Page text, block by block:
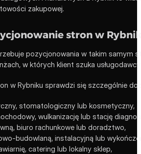
zakupowej.
stron w
pozycjonowania w takim samym
w których klient szuka
w Rybniku sprawdzi się szczególnie
stomatologiczny lub kosmetyczny,
wulkanizację lub stację
biuro rachunkowe lub doradztwo,
budowlaną, instalacyjną lub
catering lub lokalny sklep,